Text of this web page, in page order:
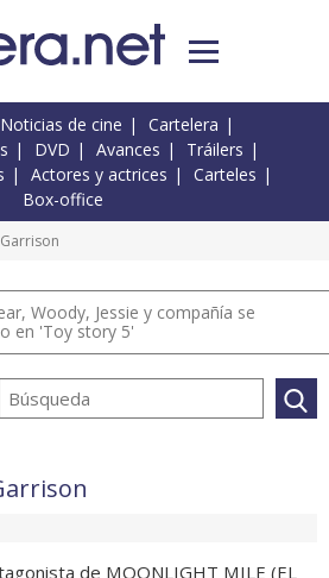
Noticias de cine
Cartelera
DVD Avances
Tráilers
Actores y actrices
Carteles
Box-office
Woody, Jessie y compañía se
en 'Toy story 5'
de MOONLIGHT MILE (EL